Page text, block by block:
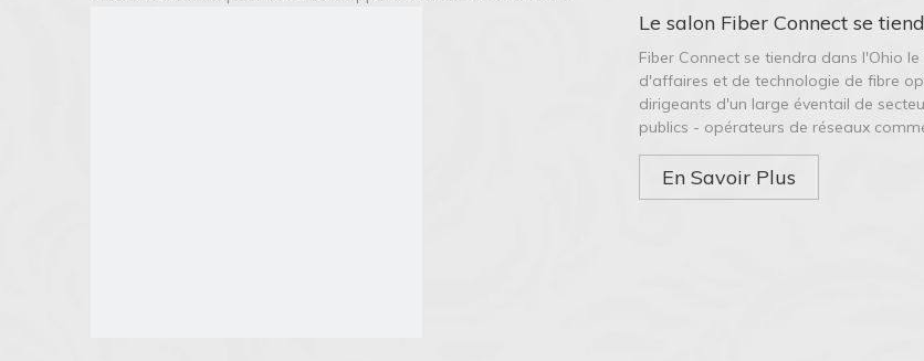
Le salon Fiber Connect se
Fiber Connect se tiendra dans l'Ohio
d'affaires et de technologie de fibre
dirigeants d'un large éventail de
publics - opérateurs de réseaux
En Savoir Plus